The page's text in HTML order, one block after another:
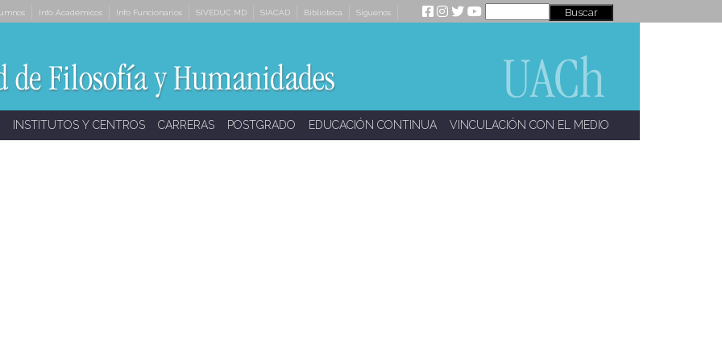
Info Académicos Info Funcionarios SIVEDUC MD SIACAD Biblioteca Síguenos
INSTITUTOS Y CENTROS CARRERAS POSTGRADO EDUCACIÓN CONTINUA VINCULACIÓN CON EL MEDIO